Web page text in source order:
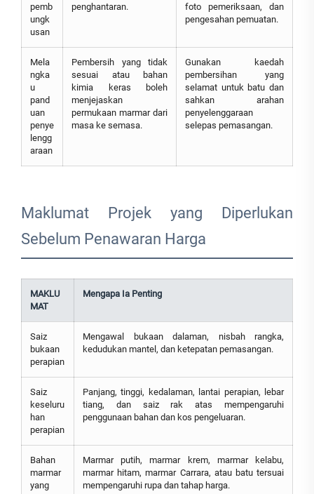
pemb
ungk
usan
penghantaran.
foto pemeriksaan, dan
pengesahan pemuatan.
Mela
ngka
u
pand
uan
penye
lengg
araan
Pembersih yang tidak
sesuai atau bahan
kimia keras boleh
menjejaskan
permukaan marmar dari
masa ke semasa.
Gunakan kaedah
pembersihan yang
selamat untuk batu dan
sahkan arahan
penyelenggaraan
selepas pemasangan.
Maklumat Projek yang Diperlukan
Sebelum Penawaran Harga
MAKLU
MAT
Mengapa Ia Penting
Saiz
bukaan
perapian
Mengawal bukaan dalaman, nisbah rangka,
kedudukan mantel, dan ketepatan pemasangan.
Saiz
keseluru
han
perapian
Panjang, tinggi, kedalaman, lantai perapian, lebar
tiang, dan saiz rak atas mempengaruhi
penggunaan bahan dan kos pengeluaran.
Bahan
marmar
yang
Marmar putih, marmar krem, marmar kelabu,
marmar hitam, marmar Carrara, atau batu tersuai
mempengaruhi rupa dan tahap harga.